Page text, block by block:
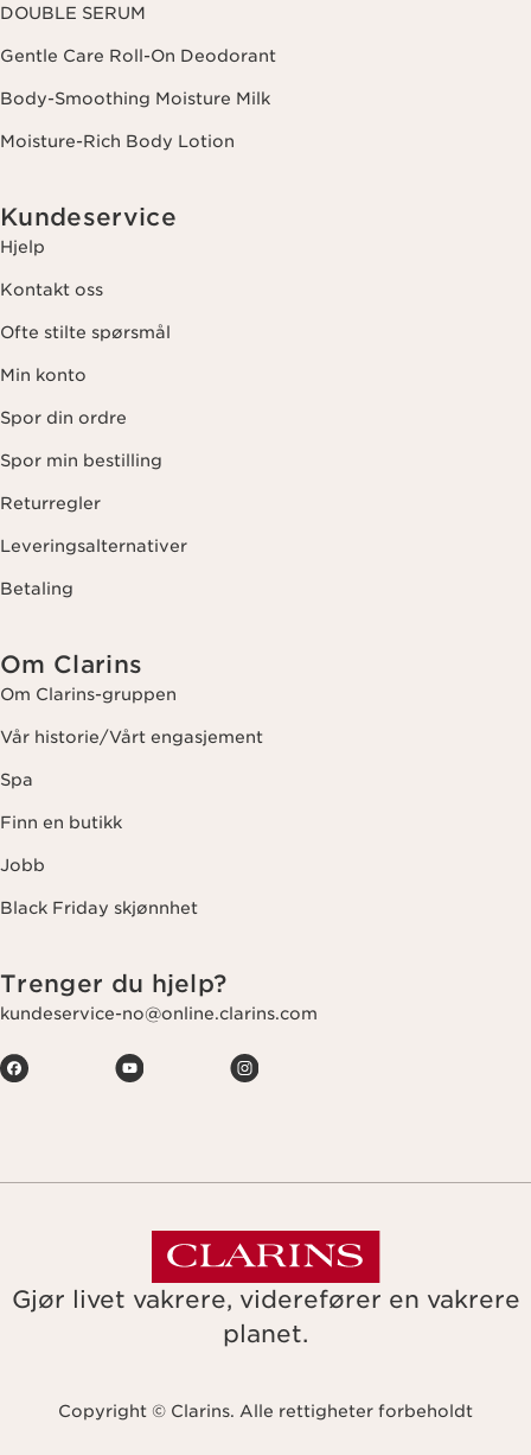
DOUBLE SERUM
Gentle Care Roll-On Deodorant
Body-Smoothing Moisture Milk
Moisture-Rich Body Lotion
Kundeservice
Hjelp
Kontakt oss
Ofte stilte spørsmål
Min konto
Spor din ordre
Spor min bestilling
Returregler
Leveringsalternativer
Betaling
Om Clarins
Om Clarins-gruppen
Vår historie/Vårt engasjement
Spa
Finn en butikk
Jobb
Black Friday skjønnhet
Trenger du hjelp?
kundeservice-no@online.clarins.com
Gjør livet vakrere, viderefører en vakrere
planet.
Copyright © Clarins. Alle rettigheter forbeholdt